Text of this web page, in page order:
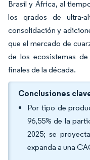
Brasil y África, al
los grados de ultra-
consolidación y
que el mercado de
de los ecosistemas
finales de la década.
Conclusiones
Por tipo de
96,55% de la
2025; se
expanda a una